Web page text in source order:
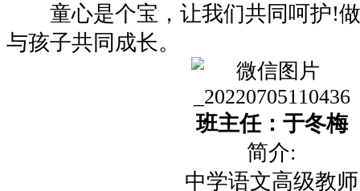
童心是个宝，让我们共同呵护!做
与孩子共同成长。
班主任：于冬梅
简介:
中学语文高级教师